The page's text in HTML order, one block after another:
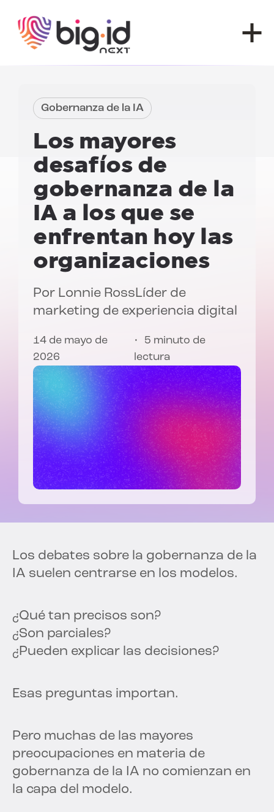
Gobernanza de la IA
Los mayores
desafíos de
gobernanza de la
IA a los que se
enfrentan hoy las
organizaciones
Por Lonnie RossLíder de
marketing de experiencia digital
14 de mayo de
2026
5 minuto de
lectura
Los debates sobre la gobernanza de la
IA suelen centrarse en los modelos.
¿Qué tan precisos son?
¿Son parciales?
¿Pueden explicar las decisiones?
Esas preguntas importan.
Pero muchas de las mayores
preocupaciones en materia de
gobernanza de la IA no comienzan en
la capa del modelo.